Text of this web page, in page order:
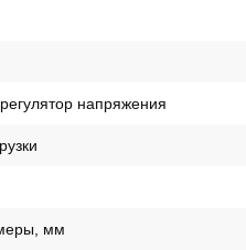
напряжения
мм